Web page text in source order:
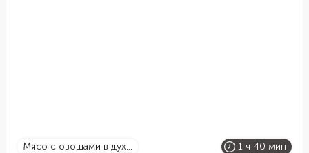
мясо с овощами в дух... 1 ч 40 мин